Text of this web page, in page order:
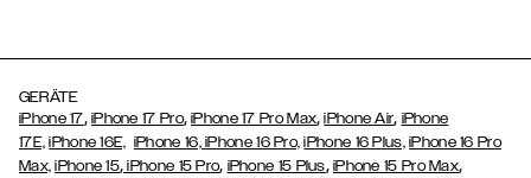
GERÄTE
iPhone 17, iPhone 17 Pro,iPhone 17 Pro Max,iPhone Air, iPhone
17E, iPhone 16E, iPhone 16,iPhone 16 Pro, iPhone 16 Plus, iPhone 16 Pro
Max, iPhone 15, iPhone 15 Pro, iPhone 15 Plus, iPhone 15 Pro Max,